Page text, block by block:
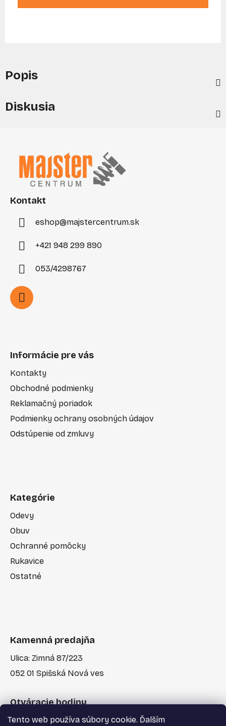
Tento web používa súbory cookie. Ďalším
Popis
Diskusia
Kontakt
eshop@majstercentrum.sk
+421 948 299 890
053/4298767
Informácie pre vás
Kontakty
Obchodné podmienky
Reklamačný poriadok
Podmienky ochrany osobných údajov
Odstúpenie od zmluvy
Kategórie
Odevy
Obuv
Ochranné pomôcky
Rukavice
Ostatné
Kamenná predajňa
Ulica: Zimná 87/223
052 01 Spišská Nová ves
Otváracie hodiny
Po-Pia: 7:30 - 17:00